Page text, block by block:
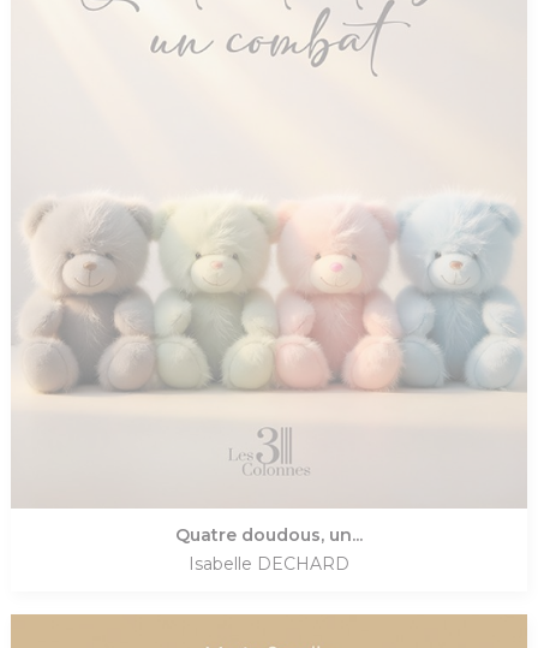
Quatre doudous, un...
Isabelle DECHARD